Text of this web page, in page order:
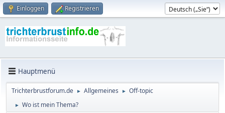
Einloggen Registrieren
Hauptmenü
Trichterbrustforum.de ► Allgemeines ► Off-topic
► Wo ist mein Thema?